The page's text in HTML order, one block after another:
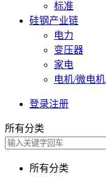
标准
硅钢产业链
电力
变压器
家电
电机/微电机
登录注册
所有分类
所有分类